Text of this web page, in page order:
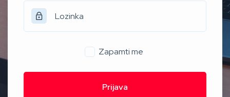
Zapamti me
Prijava